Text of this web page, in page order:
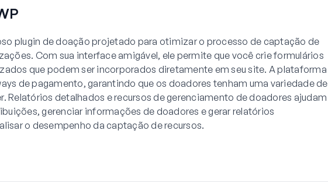
plugin de doação projetado para otimizar o processo de captação de
Com sua interface amigável, ele permite que você crie formulários
que podem ser incorporados diretamente em seu site. A plataforma
de pagamento, garantindo que os doadores tenham uma variedade de
Relatórios detalhados e recursos de gerenciamento de doadores ajudam
gerenciar informações de doadores e gerar relatórios
o desempenho da captação de recursos.